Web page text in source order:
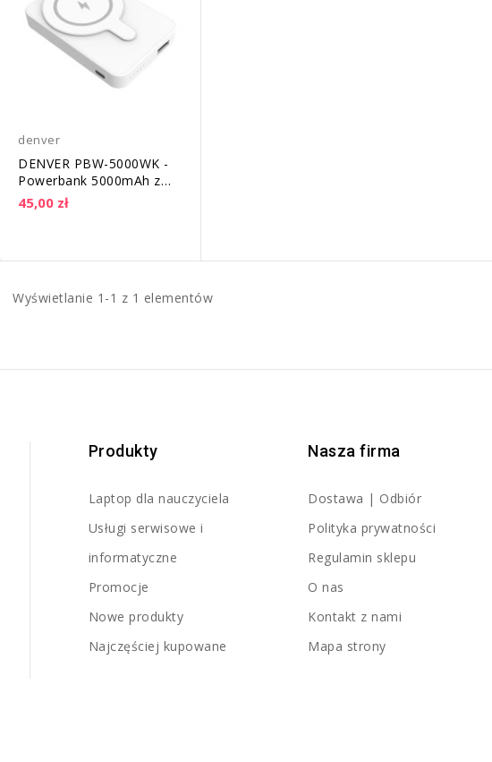
denver
DENVER PBW-5000WK -
Powerbank 5000mAh z
ładowaniem indukcyjnym
45,00 zł
Wyświetlanie 1-1 z 1 elementów
Produkty
Laptop dla nauczyciela
Usługi serwisowe i
informatyczne
Promocje
Nowe produkty
Najczęściej kupowane
Nasza firma
Dostawa | Odbiór
Polityka prywatności
Regulamin sklepu
O nas
Kontakt z nami
Mapa strony